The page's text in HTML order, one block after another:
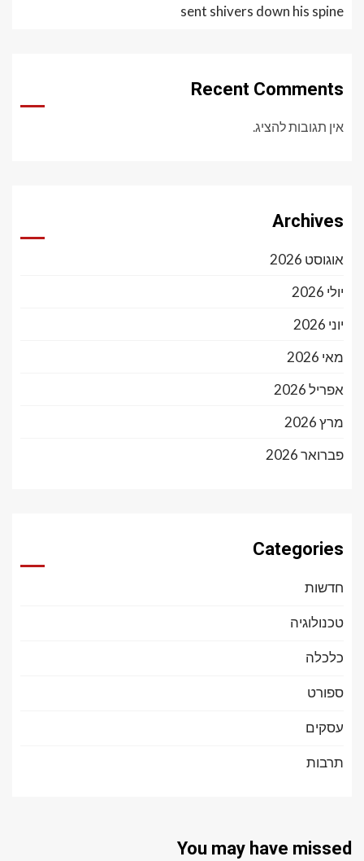
sent shivers down his spine
Recent Comments
אין תגובות להציג.
Archives
אוגוסט 2026
יולי 2026
יוני 2026
מאי 2026
אפריל 2026
מרץ 2026
פברואר 2026
Categories
חדשות
טכנולוגיה
כלכלה
ספורט
עסקים
תרבות
You may have missed